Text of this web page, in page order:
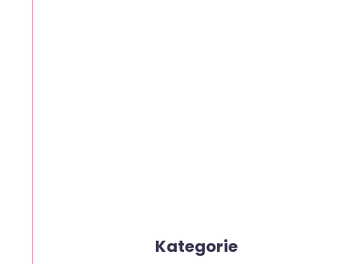
Kategorie